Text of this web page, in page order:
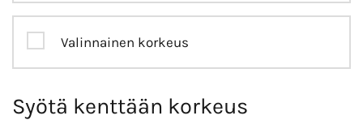
Valinnainen korkeus
Syötä kenttään korkeus